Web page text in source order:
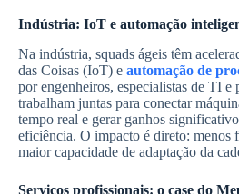
Indústria: IoT e automação
Na indústria, squads ágeis têm
das Coisas (IoT) e automação de
por engenheiros, especialistas de TI
trabalham juntas para conectar
tempo real e gerar ganhos
eficiência. O impacto é direto: menos
maior capacidade de adaptação da
Serviços profissionais: o case do